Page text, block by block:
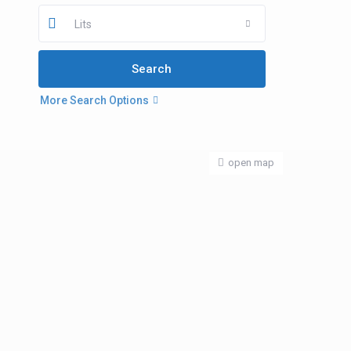
open map
Lits
More Search Options